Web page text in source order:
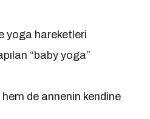
yoga hareketleri
“baby yoga”
hem de annenin kendine